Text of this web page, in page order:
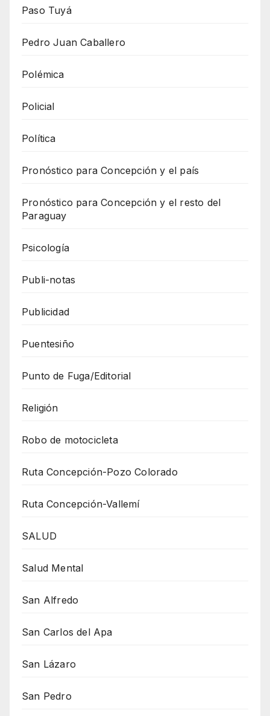
Paso Tuyá
Pedro Juan Caballero
Polémica
Policial
Política
Pronóstico para Concepción y el país
Pronóstico para Concepción y el resto del
Paraguay
Psicología
Publi-notas
Publicidad
Puentesiño
Punto de Fuga/Editorial
Religión
Robo de motocicleta
Ruta Concepción-Pozo Colorado
Ruta Concepción-Vallemí
SALUD
Salud Mental
San Alfredo
San Carlos del Apa
San Lázaro
San Pedro